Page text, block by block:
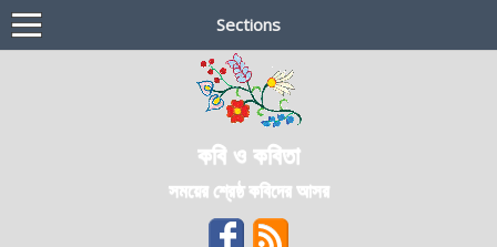
Sections
কবি ও কবিতা
সময়ের শ্রেষ্ঠ কবিদের আসর